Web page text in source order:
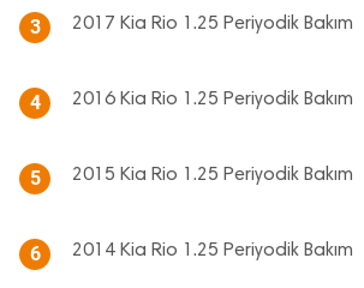
3 2017 Kia Rio 1.25 Periyodik Bakım
4 2016 Kia Rio 1.25 Periyodik Bakım
5 2015 Kia Rio 1.25 Periyodik Bakım
6 2014 Kia Rio 1.25 Periyodik Bakım